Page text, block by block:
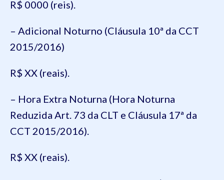
R$ 0000 (reis).
– Adicional Noturno (Cláusula 10ª da CCT
2015/2016)
R$ XX (reais).
– Hora Extra Noturna (Hora Noturna
Reduzida Art. 73 da CLT e Cláusula 17ª da
CCT 2015/2016).
R$ XX (reais).